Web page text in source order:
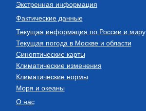
Экстренная информация
Фактические данные
Текущая информация по России и миру
Текущая погода в Москве и области
Синоптические карты
Климатические изменения
Климатические нормы
Моря и океаны
О нас